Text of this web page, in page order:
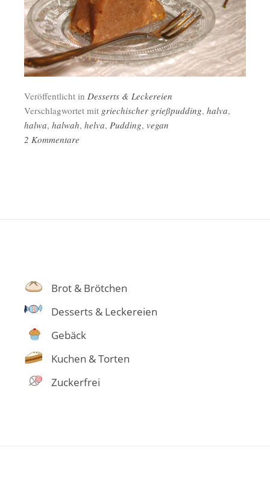
Veröffentlicht in Desserts & Leckereien
Verschlagwortet mit griechischer grießpudding, halva,
halwa, halwah, helva, Pudding, vegan
2 Kommentare
Brot & Brötchen
Desserts & Leckereien
Gebäck
Kuchen & Torten
Zuckerfrei